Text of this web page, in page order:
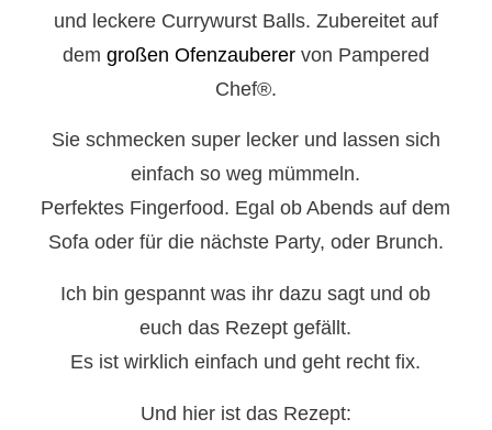
und leckere Currywurst Balls. Zubereitet auf
dem großen Ofenzauberervon Pampered
Chef®.
Sie schmecken super lecker und lassen sich
einfach so weg mümmeln.
Perfektes Fingerfood. Egal ob Abends auf dem
Sofa oder für die nächste Party, oder Brunch.
Ich bin gespannt was ihr dazu sagt und ob
euch das Rezept gefällt.
Es ist wirklich einfach und geht recht fix.
Und hier ist das Rezept: